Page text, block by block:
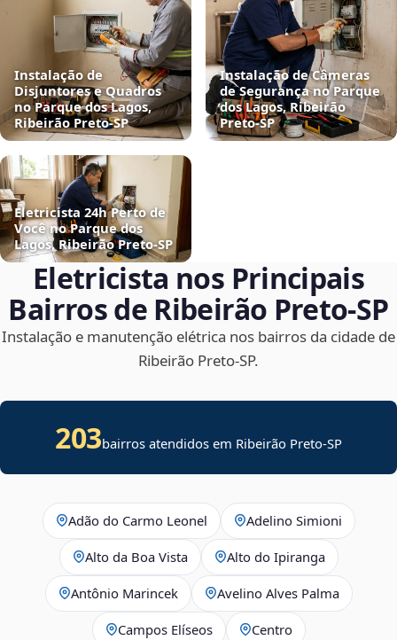
Instalação de
Disjuntores e Quadros
no Parque dos Lagos,
Ribeirão Preto‑SP
Instalação de Câmeras
de Segurança no Parque
dos Lagos, Ribeirão
Preto‑SP
Eletricista 24h Perto de
Você no Parque dos
Lagos, Ribeirão Preto‑SP
Eletricista nos Principais
Bairros de Ribeirão Preto‑SP
Instalação e manutenção elétrica nos bairros da cidade de
Ribeirão Preto‑SP.
203bairros atendidos em Ribeirão Preto-SP
Adão do Carmo Leonel Adelino Simioni
Alto da Boa Vista Alto do Ipiranga
Antônio Marincek Avelino Alves Palma
Campos Elíseos Centro